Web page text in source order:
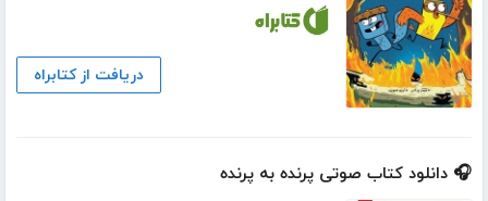
دریافت از کتابراه
🎧 دانلود کتاب صوتی پرنده به پرنده